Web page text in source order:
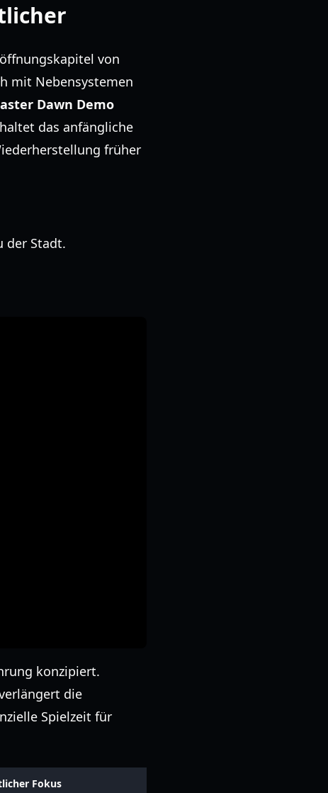
von
mit Nebensystemen
Dawn Demo
das anfängliche
früher
der Stadt.
konzipiert.
die
Spielzeit für
Fokus